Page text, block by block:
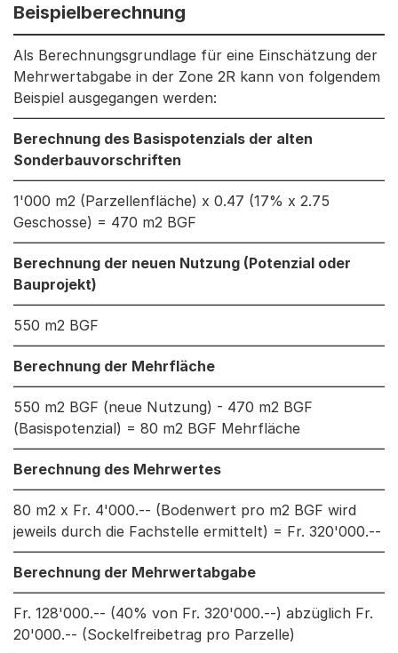
Beispielberechnung
Als Berechnungsgrundlage für eine Einschätzung der
Mehrwertabgabe in der Zone 2R kann von folgendem
Beispiel ausgegangen werden:
Berechnung des Basispotenzials der alten
Sonderbauvorschriften
1'000 m2 (Parzellenfläche) x 0.47 (17% x 2.75
Geschosse) = 470 m2 BGF
Berechnung der neuen Nutzung (Potenzial oder
Bauprojekt)
550 m2 BGF
Berechnung der Mehrfläche
550 m2 BGF (neue Nutzung) - 470 m2 BGF
(Basispotenzial) = 80 m2 BGF Mehrfläche
Berechnung des Mehrwertes
80 m2 x Fr. 4'000.-- (Bodenwert pro m2 BGF wird
jeweils durch die Fachstelle ermittelt) = Fr. 320'000.--
Berechnung der Mehrwertabgabe
Fr. 128'000.-- (40% von Fr. 320'000.--) abzüglich Fr.
20'000.-- (Sockelfreibetrag pro Parzelle)